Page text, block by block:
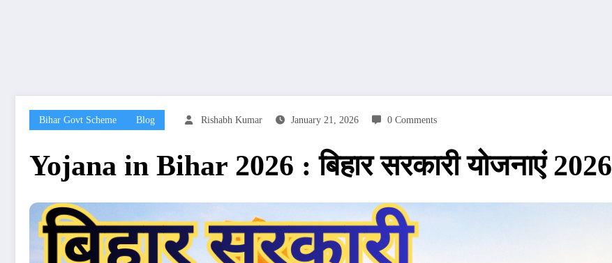
Bihar Govt Scheme Blog Rishabh Kumar January 21, 2026 0 Comments
Yojana in Bihar 2026 : बिहार सरकारी योजनाएं 2026